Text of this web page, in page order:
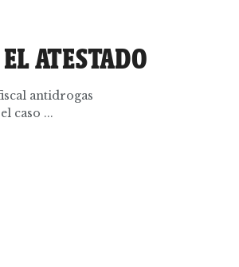
ATESTADO
antidrogas
caso ...